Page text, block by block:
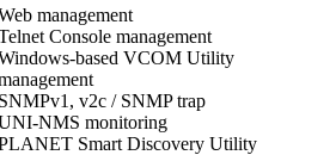
management
Console management
based VCOM Utility
SNMPv1, v2c / SNMP trap
NMS monitoring
Smart Discovery Utility